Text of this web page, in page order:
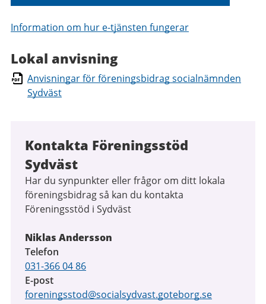
Information om hur e-tjänsten fungerar
Lokal anvisning
Anvisningar för föreningsbidrag socialnämnden
Sydväst
Kontakta Föreningsstöd
Sydväst
Har du synpunkter eller frågor om ditt lokala
föreningsbidrag så kan du kontakta
Föreningsstöd i Sydväst
Niklas Andersson
Telefon
031-366 04 86
E-post
foreningsstod@socialsydvast.goteborg.se